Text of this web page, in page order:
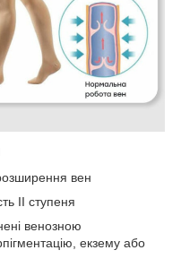
вен
II ступеня
венозною
екзему або